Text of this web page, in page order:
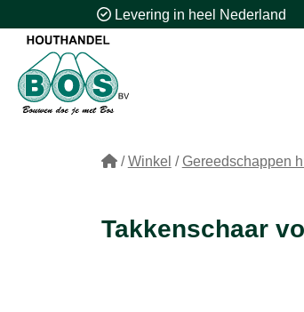
Levering in heel Nederland
/ Winkel / Gereedschappen
Takkenschaar